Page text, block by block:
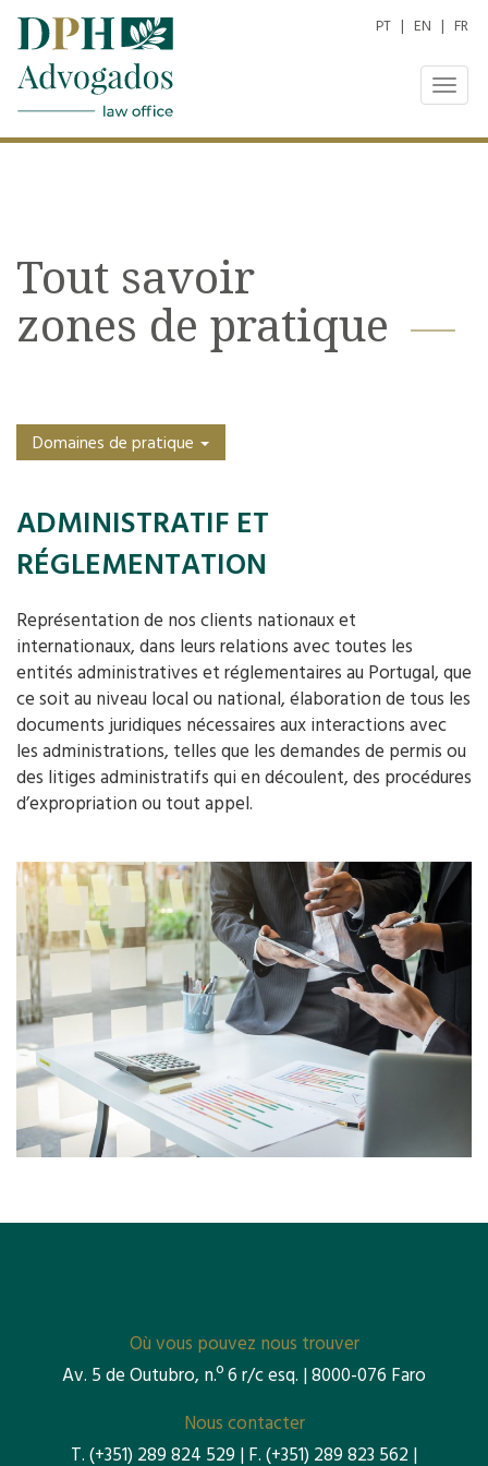
PT | EN | FR
Tout savoir
zones de pratique
Domaines de pratique
ADMINISTRATIF ET
RÉGLEMENTATION
Représentation de nos clients nationaux et
internationaux, dans leurs relations avec toutes les
entités administratives et réglementaires au Portugal, que
ce soit au niveau local ou national, élaboration de tous les
documents juridiques nécessaires aux interactions avec
les administrations, telles que les demandes de permis ou
des litiges administratifs qui en découlent, des procédures
d’expropriation ou tout appel.
Où vous pouvez nous trouver
Av. 5 de Outubro, n.º 6 r/c esq. | 8000-076 Faro
Nous contacter
T.(+351) 289 824 529 | F.(+351) 289 823 562|